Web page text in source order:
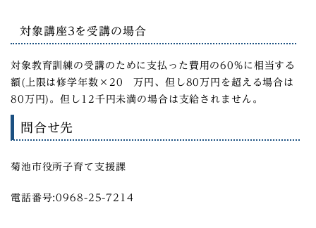
対象講座3を受講の場合
対象教育訓練の受講のために支払った費用の60%に相当する
額(上限は修学年数×20 万円、但し80万円を超える場合は
80万円)。但し12千円未満の場合は支給されません。
問合せ先
菊池市役所子育て支援課
電話番号:0968-25-7214